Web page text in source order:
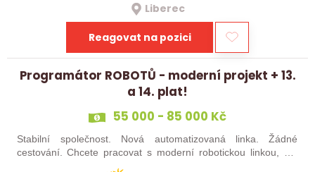
Liberec
Reagovat na pozici
Programátor ROBOTŮ - moderní projekt + 13.
a 14. plat!
55 000 - 85 000 Kč
Stabilní společnost. Nová automatizovaná linka. Žádné
cestování. Chcete pracovat s moderní robotickou linkou, ale
nechcete být pořád na cestách? Hledáme zkušené robotiky i